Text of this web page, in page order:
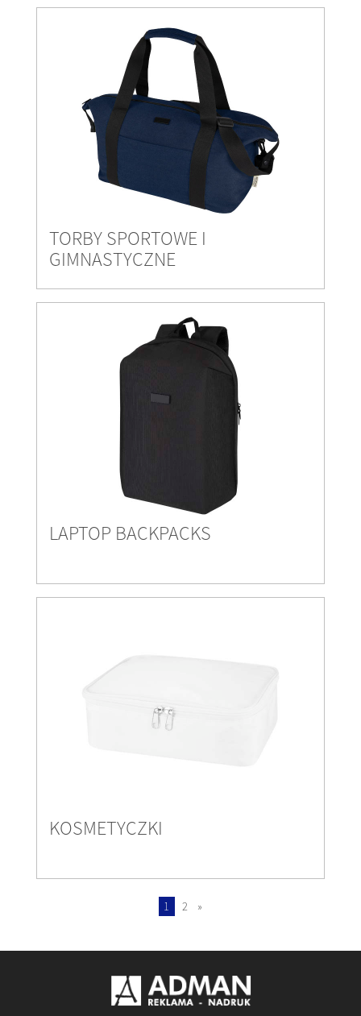
TORBY SPORTOWE I
GIMNASTYCZNE
LAPTOP BACKPACKS
KOSMETYCZKI
1 2 »